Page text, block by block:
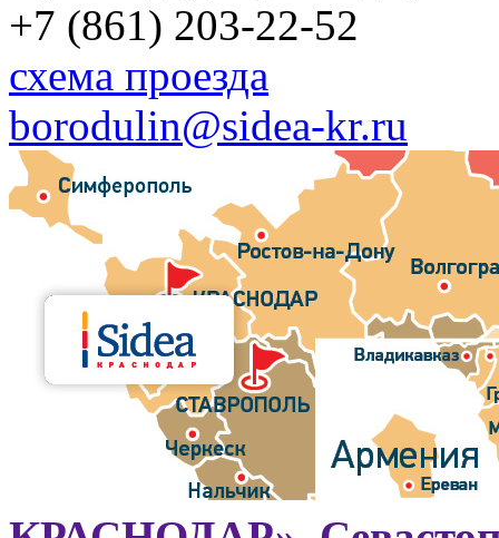
+7 (861) 203-22-52
схема проезда
borodulin@sidea-kr.ru